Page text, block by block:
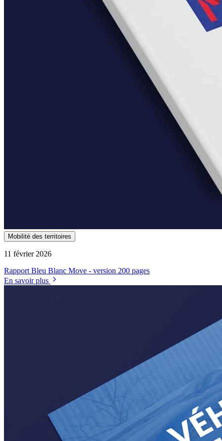
Mobilité des territoires
11 février 2026
Rapport Bleu Blanc Move - version 200 pages
En savoir plus